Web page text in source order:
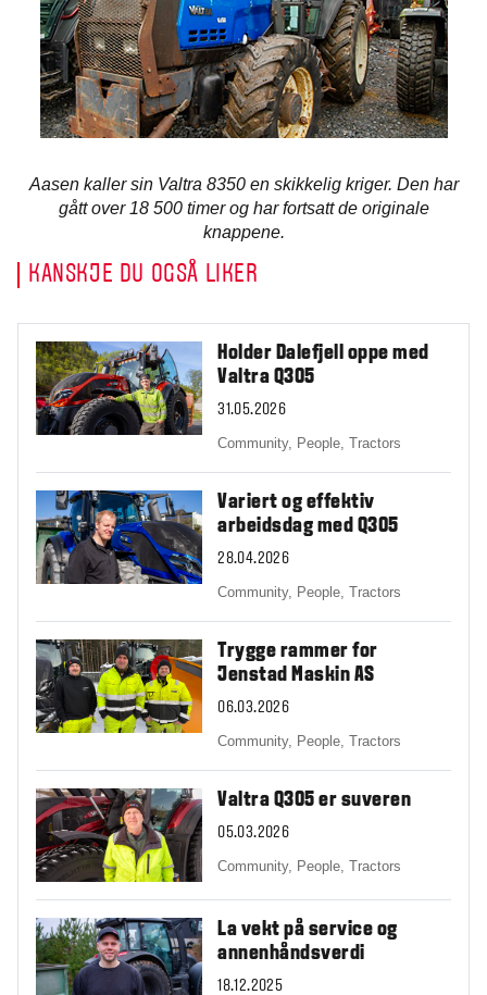
Aasen kaller sin Valtra 8350 en skikkelig kriger. Den har
gått over 18 500 timer og har fortsatt de originale
knappene.
KANSKJE DU OGSÅ LIKER
Holder Dalefjell oppe med
Valtra Q305
31.05.2026
Community, People,Tractors
Variert og effektiv
arbeidsdag med Q305
28.04.2026
Community, People,Tractors
Trygge rammer for
Jenstad Maskin AS
06.03.2026
Community, People,Tractors
Valtra Q305 er suveren
05.03.2026
Community, People,Tractors
La vekt på service og
annenhåndsverdi
18.12.2025